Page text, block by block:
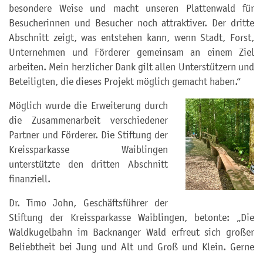
besondere Weise und macht unseren Plattenwald für
Besucherinnen und Besucher noch attraktiver. Der dritte
Abschnitt zeigt, was entstehen kann, wenn Stadt, Forst,
Unternehmen und Förderer gemeinsam an einem Ziel
arbeiten. Mein herzlicher Dank gilt allen Unterstützern und
Beteiligten, die dieses Projekt möglich gemacht haben.“
Möglich wurde die Erweiterung durch
die Zusammenarbeit verschiedener
Partner und Förderer. Die Stiftung der
Kreissparkasse Waiblingen
unterstützte den dritten Abschnitt
finanziell.
Dr. Timo John, Geschäftsführer der
Stiftung der Kreissparkasse Waiblingen, betonte: „Die
Waldkugelbahn im Backnanger Wald erfreut sich großer
Beliebtheit bei Jung und Alt und Groß und Klein. Gerne